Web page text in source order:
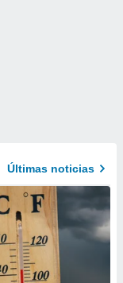
Últimas noticias